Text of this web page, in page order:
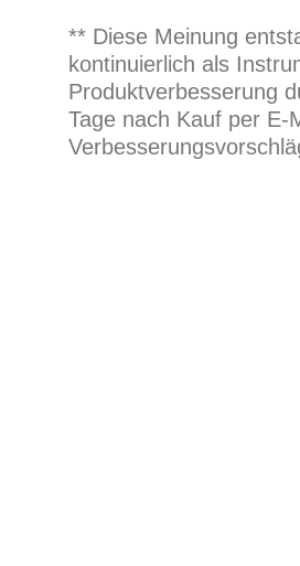
** Diese Meinung
kontinuierlich als
Produktverbesserung
Tage nach Kauf per E-